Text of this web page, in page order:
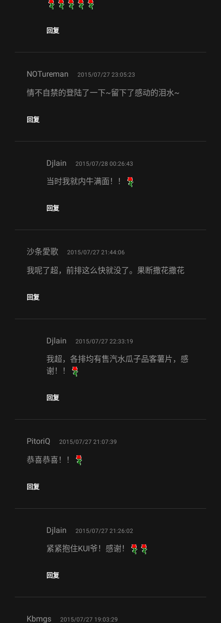
回复
NOTureman says:
2015/07/27 23:05:23
情不自禁的登陆了一下~留下了感动的泪水~
回复
Djlain says:
2015/07/28 00:26:43
当时我就内牛满面！！
回复
沙条愛歌 says:
2015/07/27 21:44:06
我呢了超，前排这么快就没了。果断撒花撒花
回复
Djlain says:
2015/07/27 22:33:19
我超，各排均有售汽水瓜子品客薯片，感
谢！！
回复
PitoriQ says:
2015/07/27 21:07:39
恭喜恭喜！！
回复
Djlain says:
2015/07/27 21:26:02
紧紧抱住KUI爷！感谢！
回复
Kbmgs says:
2015/07/27 19:03:29